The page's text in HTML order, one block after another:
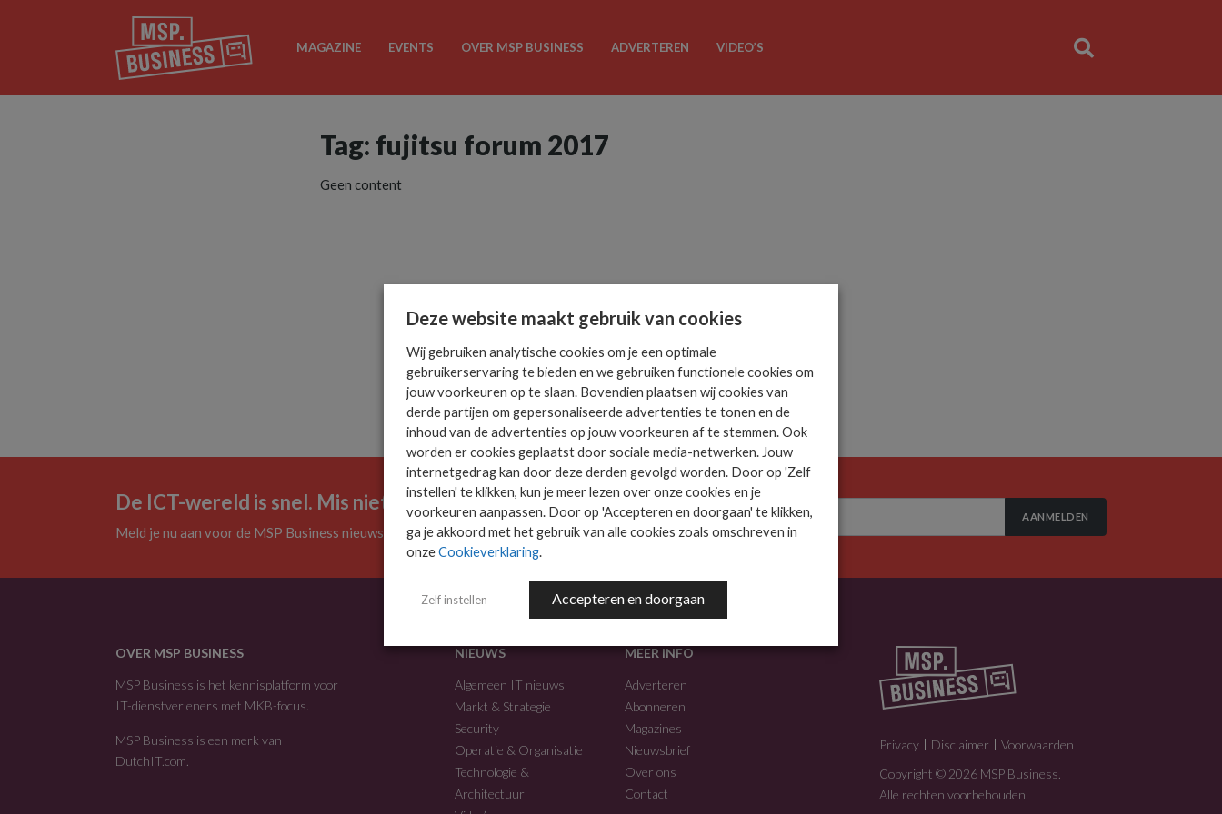
MAGAZINE EVENTS OVER MSP BUSINESS ADVERTEREN VIDEO’S
Tag: fujitsu forum 2017
Geen content
De ICT-wereld is snel. Mis niets.
Meld je nu aan voor de MSP Business nieuwsbrief.
AANMELDEN
OVER MSP BUSINESS
MSP Business is het kennisplatform voor
IT-dienstverleners met MKB-focus.
MSP Business is een merk van
DutchIT.com
NIEUWS
Algemeen IT nieuws
Markt & Strategie
Security
Operatie & Organisatie
Technologie &
Architectuur
MEER INFO
Adverteren
Abonneren
Magazines
Nieuwsbrief
Over ons
Contact
Privacy Disclaimer
Voorwaarden
Copyright © 2026 MSP Business.
Alle rechten voorbehouden.
Deze website maakt gebruik van cookies
Wij gebruiken analytische cookies om je een optimale
gebruikerservaring te bieden en we gebruiken functionele cookies om
jouw voorkeuren op te slaan. Bovendien plaatsen wij cookies van
derde partijen om gepersonaliseerde advertenties te tonen en de
inhoud van de advertenties op jouw voorkeuren af te stemmen. Ook
worden er cookies geplaatst door sociale media-netwerken. Jouw
internetgedrag kan door deze derden gevolgd worden. Door op 'Zelf
instellen' te klikken, kun je meer lezen over onze cookies en je
voorkeuren aanpassen. Door op 'Accepteren en doorgaan' te klikken,
ga je akkoord met het gebruik van alle cookies zoals omschreven in
onzeCookieverklaring.
Zelf instellen Accepteren en doorgaan